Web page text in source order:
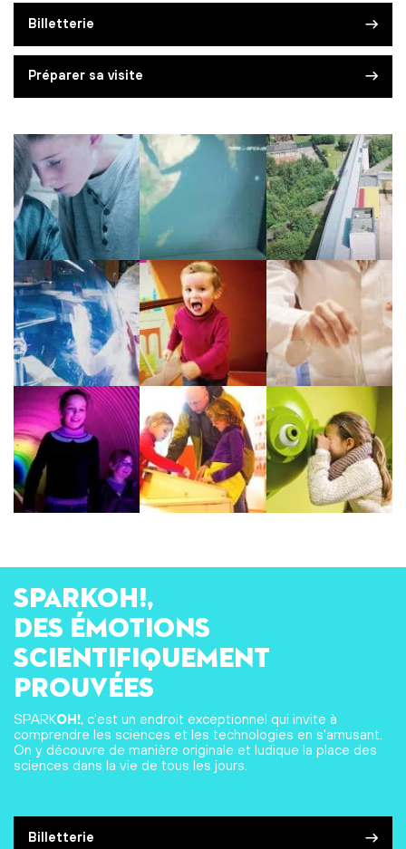
Billetterie
Préparer sa visite
Billetterie
SPARKOH!,
des émotions
scientifiquement
prouvées
SPARKOH!, c'est un endroit exceptionnel qui invite à
comprendre les sciences et les technologies en s'amusant.
On y découvre de manière originale et ludique la place des
sciences dans la vie de tous les jours.